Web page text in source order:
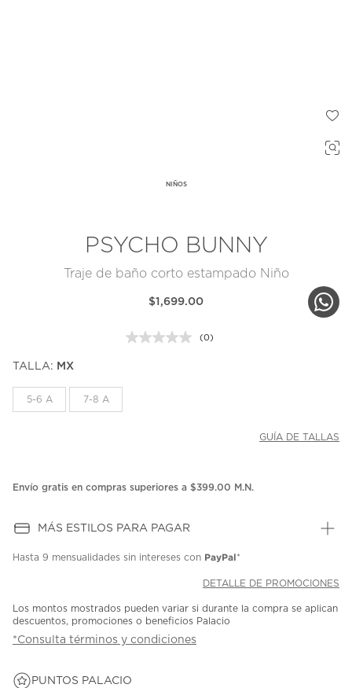
NIÑOS
PSYCHO BUNNY
Traje de baño corto estampado Niño
$1,699.00
Sin
(0)
TALLA: MX
5-6 A 7-8 A
GUÍA DE TALLAS
Envío gratis en compras superiores a $399.00 M.N.
MÁS ESTILOS PARA PAGAR
Hasta 9 mensualidades sin intereses con PayPal*
DETALLE DE PROMOCIONES
Los montos mostrados pueden variar si durante la compra se aplican
descuentos, promociones o beneficios Palacio
*Consulta términos y condiciones
PUNTOS PALACIO